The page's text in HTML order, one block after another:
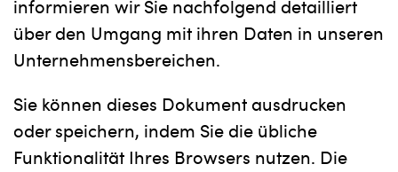
informieren wir Sie nachfolgend detailliert
über den Umgang mit ihren Daten in unseren
Unternehmensbereichen.
Sie können dieses Dokument ausdrucken
oder speichern, indem Sie die übliche
Funktionalität Ihres Browsers nutzen. Die